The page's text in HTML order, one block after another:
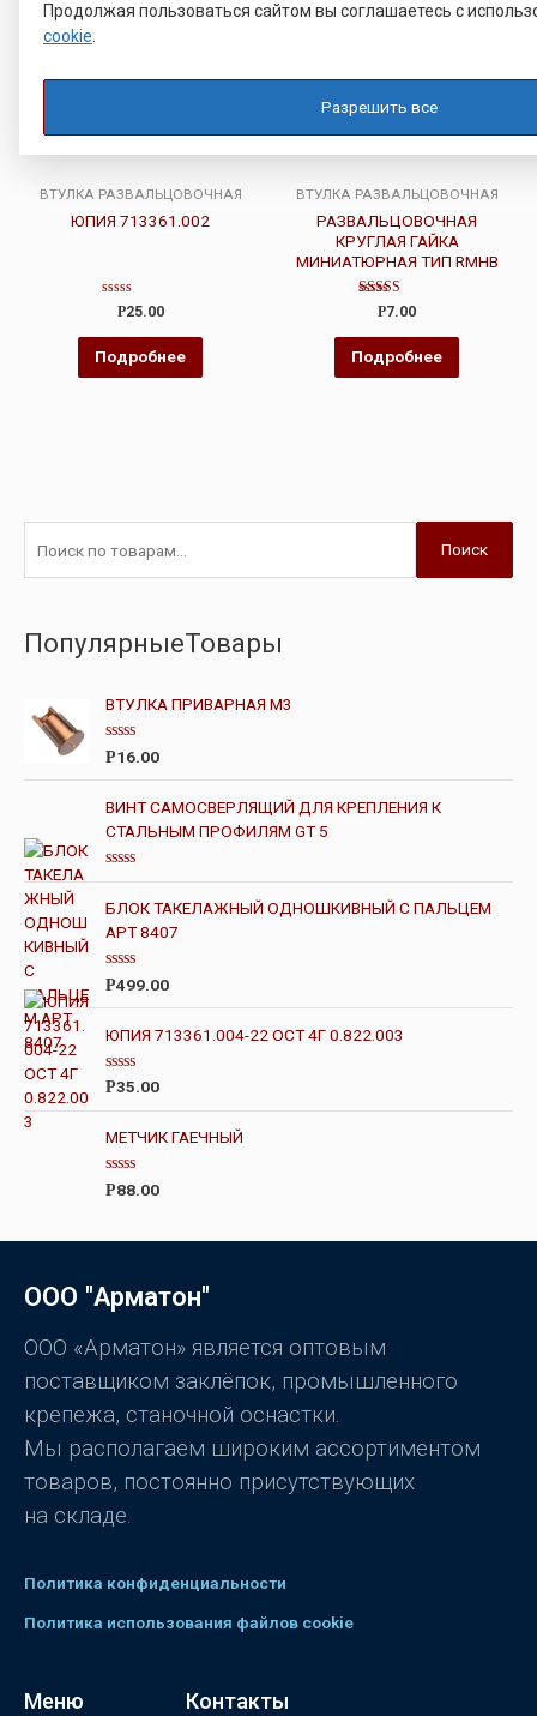
ВТУЛКА РАЗВАЛЬЦОВОЧНАЯ
ЮПИЯ 713361.002
Оценка
из
5
Р25.00
Подробнее
ВТУЛКА РАЗВАЛЬЦОВОЧНАЯ
РАЗВАЛЬЦОВОЧНАЯ
КРУГЛАЯ ГАЙКА
МИНИАТЮРНАЯ ТИП RMHB
Оценка
5.00
из 5
Р7.00
Подробнее
Поиск
ПопулярныеТовары
ВТУЛКА ПРИВАРНАЯ М3
О
е
н
к
а
и
з
Р16.00
ВИНТ САМОСВЕРЛЯЩИЙ ДЛЯ КРЕПЛЕНИЯ К
СТАЛЬНЫМ ПРОФИЛЯМ GT 5
О
е
н
к
а
0
и
з
БЛОК ТАКЕЛАЖНЫЙ ОДНОШКИВНЫЙ С ПАЛЬЦЕМ
АРТ 8407
О
е
н
к
а
и
з
Р499.00
ЮПИЯ 713361.004-22 ОСТ 4Г 0.822.003
О
е
н
к
а
и
Р35.00
МЕТЧИК ГАЕЧНЫЙ
О
и
з
Р88.00
ООО "Арматон"
ООО «Арматон» является оптовым
поставщиком заклёпок, промышленного
крепежа, станочной оснастки.
Мы располагаем широким ассортиментом
товаров, постоянно присутствующих
на складе.
Политика конфиденциальности
Политика использования файлов cookie
Меню Контакты
Продолжая пользоваться сайтом вы соглашаетесь с
cookie
Разрешить все